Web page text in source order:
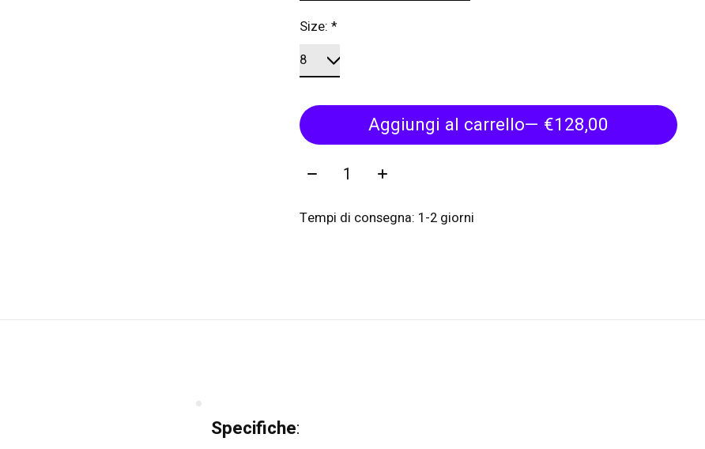
Size:*
Aggiungi al carrello
— €128,00
Quantità:
Tempi di consegna: 1-2 giorni
Specifiche: